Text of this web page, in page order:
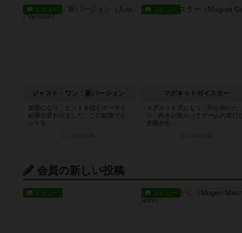
レビュー
ジャスト・ワン：新バージョン
新盤になり、ヒントを描くボードと
鉛筆が変わりました。この鉛筆でヒ
ントを...
レビュー
マグネットガイスター
マグネット式になり、駒が倒れた
り、向きが変わってゲームの実行に
支障が出...
会員の新しい投稿
レビュー レビュー